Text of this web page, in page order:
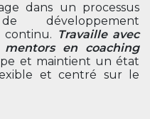
dans un processus
développement
continu. Travaille avec
en coaching
et maintient un état
et centré sur le